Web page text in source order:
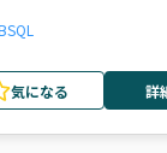
SQL
気になる 詳